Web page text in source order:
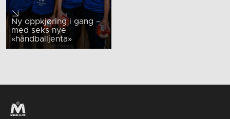
Ny oppkjøring i gang –
med seks nye
«håndballjenta»